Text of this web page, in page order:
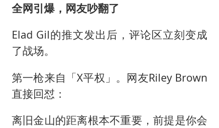
全网引爆，网友吵翻了
Elad Gil的推文发出后，评论区立刻变成
了战场。
第一枪来自「X平权」。网友Riley Brown
直接回怼：
离旧金山的距离根本不重要，前提是你会